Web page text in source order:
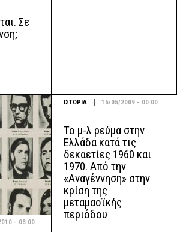
Σε
- 03:00
ΙΣΤΟΡΙΑ 15/05/2009 - 00:00
Το μ-λ ρεύμα στην
Ελλάδα κατά τις
δεκαετίες 1960 και
1970. Από την
«Αναγέννηση» στην
κρίση της
μεταμαοϊκής
περιόδου